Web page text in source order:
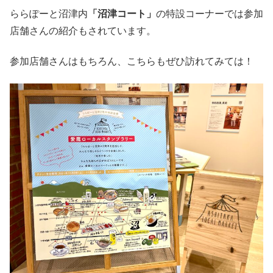
ららぽーと沼津内 「沼津コート」 の特設コーナーでは参加
店舗さんの紹介もされています。
参加店舗さんはもちろん、こちらもぜひ訪れてみては！